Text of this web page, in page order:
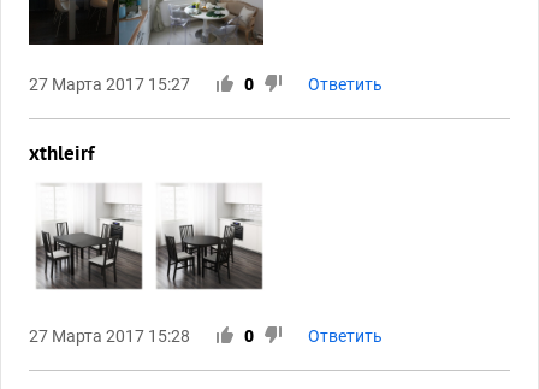
27 Марта 2017 15:27 0 Ответить
xthleirf
27 Марта 2017 15:28 0 Ответить